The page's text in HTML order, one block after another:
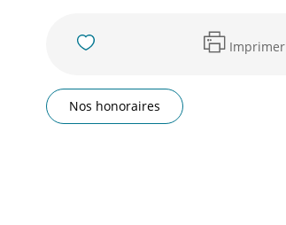
Imprimer
Nos honoraires